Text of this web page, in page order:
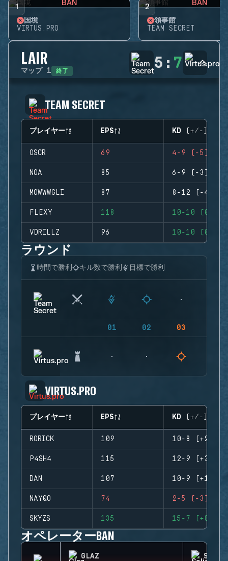
1 BAN
国境
VIRTUS.PRO
2 BAN
領事館
TEAM SECRET
LAIR
マップ 1 終了 5 : 7
TEAM SECRET
プレイヤー EPS KD (+/-)
OSCR 69 4-9 (-5)
NOA 85 6-9 (-3)
MOWWWGLI 87 8-12 (-4)
FLEXY 118 10-10 (0)
VDRILLZ 96 10-10 (0)
ラウンド
時間で勝利 キル数で勝利 目標で勝利
01 02 03
VIRTUS.PRO
プレイヤー EPS KD (+/-)
RORICK 109 10-8 (+2)
P4SH4 115 12-9 (+3)
DAN 107 10-9 (+1)
NAYQO 74 2-5 (-3)
SKYZS 135 15-7 (+8)
オペレーターBAN
GLAZ SOLID